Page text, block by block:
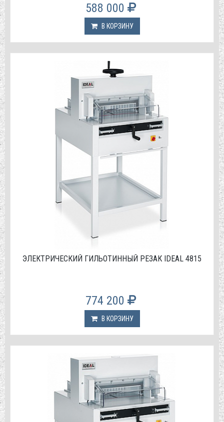
588 000
В КОРЗИНУ
ЭЛЕКТРИЧЕСКИЙ ГИЛЬОТИННЫЙ РЕЗАК IDEAL 4815
774 200
В КОРЗИНУ